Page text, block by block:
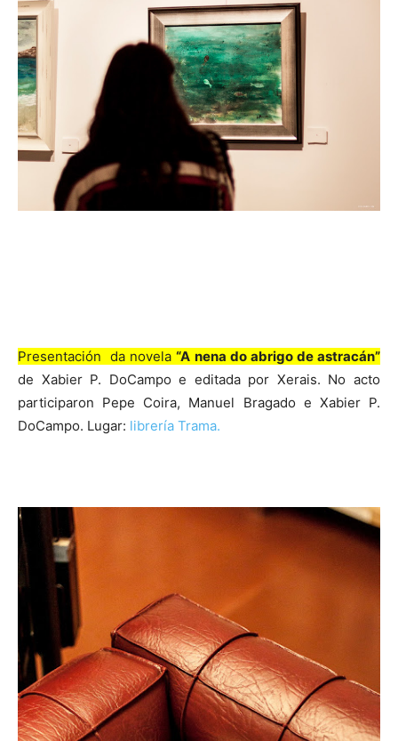
Presentación da novela“A nena do abrigo de astracán”
de Xabier P. DoCampo e editada por Xerais. No acto
participaron Pepe Coira, Manuel Bragado e Xabier P.
DoCampo. Lugar: librería Trama.